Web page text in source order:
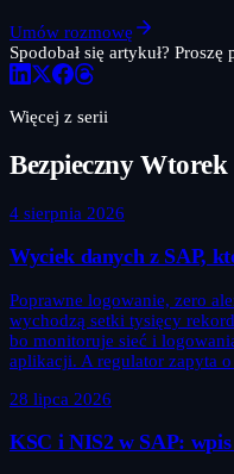
Umów rozmowę
Spodobał się artykuł? Proszę
Więcej z serii
Bezpieczny Wtorek
4 sierpnia 2026
Wyciek danych z SAP,
Poprawne logowanie, zero
wychodzą setki tysięcy
bo monitoruje sieć i
aplikacji. A regulator zapyta
28 lipca 2026
KSC i NIS2 w SAP: